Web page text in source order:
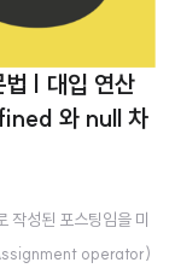
| 대입 연산
와 null 차
작성된 포스팅임을 미
operator)